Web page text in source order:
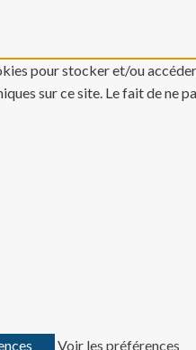
pour stocker et/ou
sur ce site. Le fait de ne
Voir les préférences